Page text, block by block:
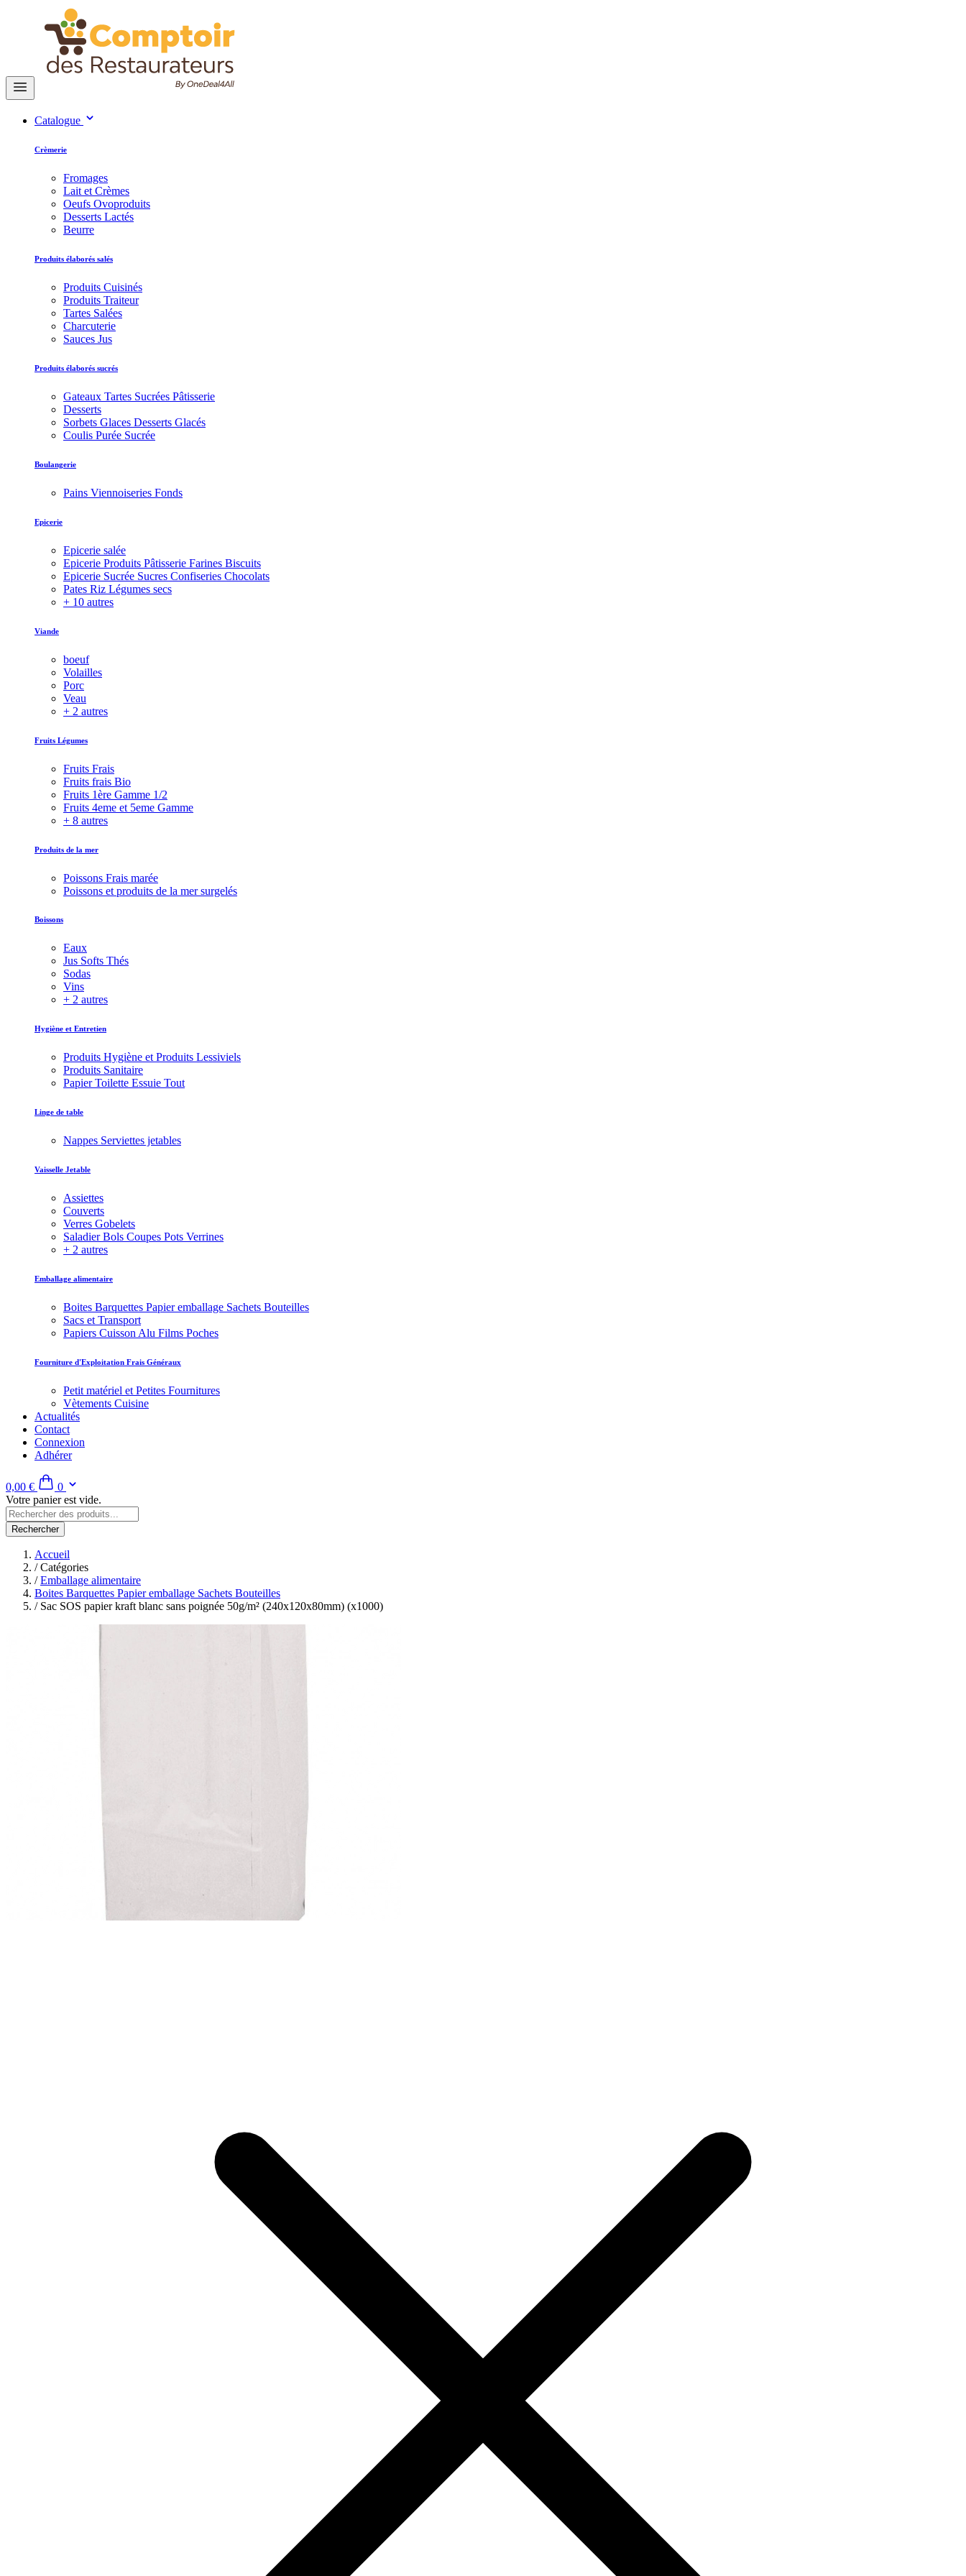
Catalogue
Crèmerie
Fromages
Lait et Crèmes
Oeufs Ovoproduits
Desserts Lactés
Beurre
Produits élaborés salés
Produits Cuisinés
Produits Traiteur
Tartes Salées
Charcuterie
Sauces Jus
Produits élaborés sucrés
Gateaux Tartes Sucrées Pâtisserie
Desserts
Sorbets Glaces Desserts Glacés
Coulis Purée Sucrée
Boulangerie
Pains Viennoiseries Fonds
Epicerie
Epicerie salée
Epicerie Produits Pâtisserie Farines Biscuits
Epicerie Sucrée Sucres Confiseries Chocolats
Pates Riz Légumes secs
+ 10 autres
Viande
boeuf
Volailles
Porc
Veau
+ 2 autres
Fruits Légumes
Fruits Frais
Fruits frais Bio
Fruits 1ère Gamme 1/2
Fruits 4eme et 5eme Gamme
+ 8 autres
Produits de la mer
Poissons Frais marée
Poissons et produits de la mer surgelés
Boissons
Eaux
Jus Softs Thés
Sodas
Vins
+ 2 autres
Hygiène et Entretien
Produits Hygiène et Produits Lessiviels
Produits Sanitaire
Papier Toilette Essuie Tout
Linge de table
Nappes Serviettes jetables
Vaisselle Jetable
Assiettes
Couverts
Verres Gobelets
Saladier Bols Coupes Pots Verrines
+ 2 autres
Emballage alimentaire
Boites Barquettes Papier emballage Sachets Bouteilles
Sacs et Transport
Papiers Cuisson Alu Films Poches
Fourniture d'Exploitation Frais Généraux
Petit matériel et Petites Fournitures
Vètements Cuisine
Actualités
Contact
Connexion
Adhérer
0,00 €
0
Votre panier est vide.
Rechercher
Accueil
/Catégories
/ Emballage alimentaire
Boites Barquettes Papier emballage Sachets Bouteilles
/Sac SOS papier kraft blanc sans poignée 50g/m² (240x120x80mm) (x1000)